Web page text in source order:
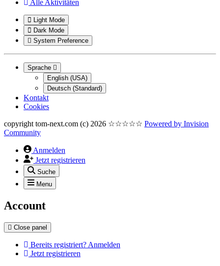
Alle Aktivitäten
Light Mode
Dark Mode
System Preference
Sprache
English (USA)
Deutsch (Standard)
Kontakt
Cookies
copyright tom-next.com (c) 2026 ☆☆☆☆☆ Powered by Invision
Community
Anmelden
Jetzt registrieren
Suche
Menu
Account
Close panel
Bereits registriert? Anmelden
Jetzt registrieren